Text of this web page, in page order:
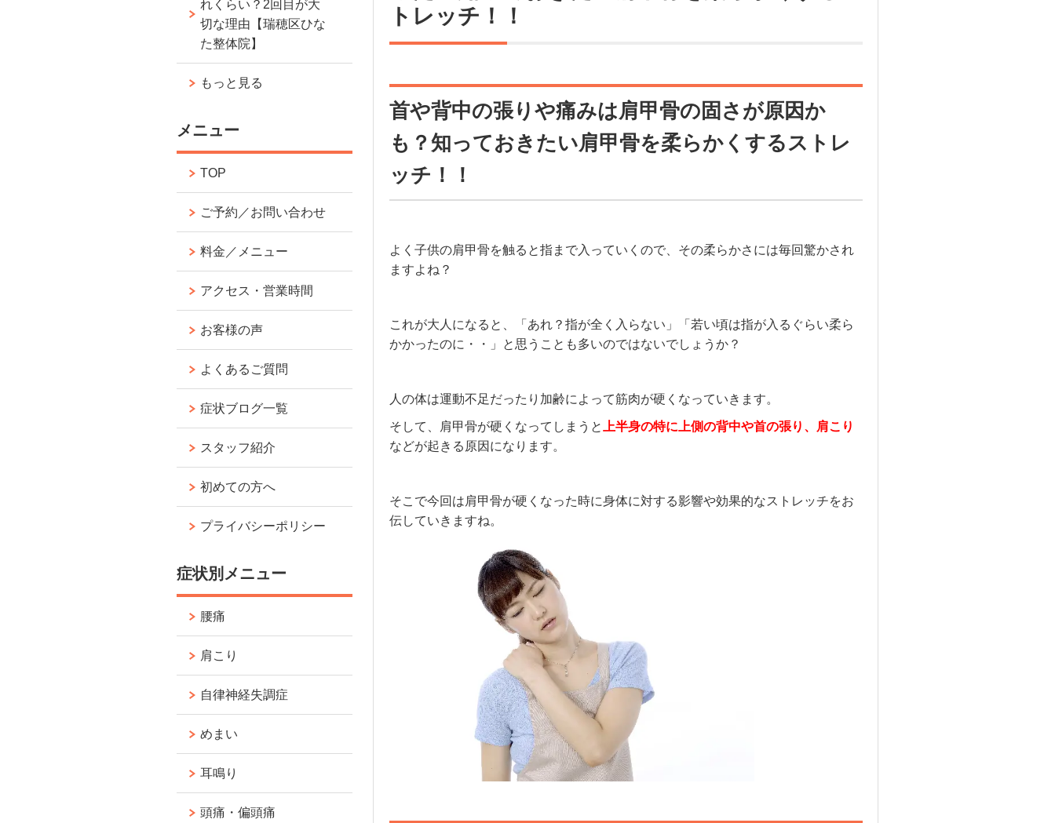
トレッチ！！
首や背中の張りや痛みは肩甲骨の固さが原因か
も？知っておきたい肩甲骨を柔らかくするストレ
ッチ！！
よく子供の肩甲骨を触ると指まで入っていくので、その柔らかさには毎回驚かされ
ますよね？
これが大人になると、「あれ？指が全く入らない」「若い頃は指が入るぐらい柔ら
かかったのに・・」と思うことも多いのではないでしょうか？
人の体は運動不足だったり加齢によって筋肉が硬くなっていきます。
そして、肩甲骨が硬くなってしまうと
上半身の特に上側の背中や首の張り、肩こり
などが起きる原因になります。
そこで今回は肩甲骨が硬くなった時に身体に対する影響や効果的なストレッチをお
伝していきますね。
れくらい？2回目が大
切な理由【瑞穂区ひな
た整体院】
もっと見る
メニュー
TOP
ご予約／お問い合わせ
料金／メニュー
アクセス・営業時間
お客様の声
よくあるご質問
症状ブログ一覧
スタッフ紹介
初めての方へ
プライバシーポリシー
症状別メニュー
腰痛
肩こり
自律神経失調症
めまい
耳鳴り
頭痛・偏頭痛